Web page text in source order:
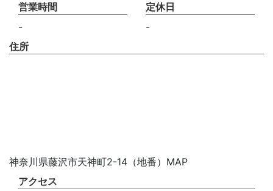
営業時間
-
定休日
-
住所
神奈川県藤沢市天神町2-14（地番）MAP
アクセス